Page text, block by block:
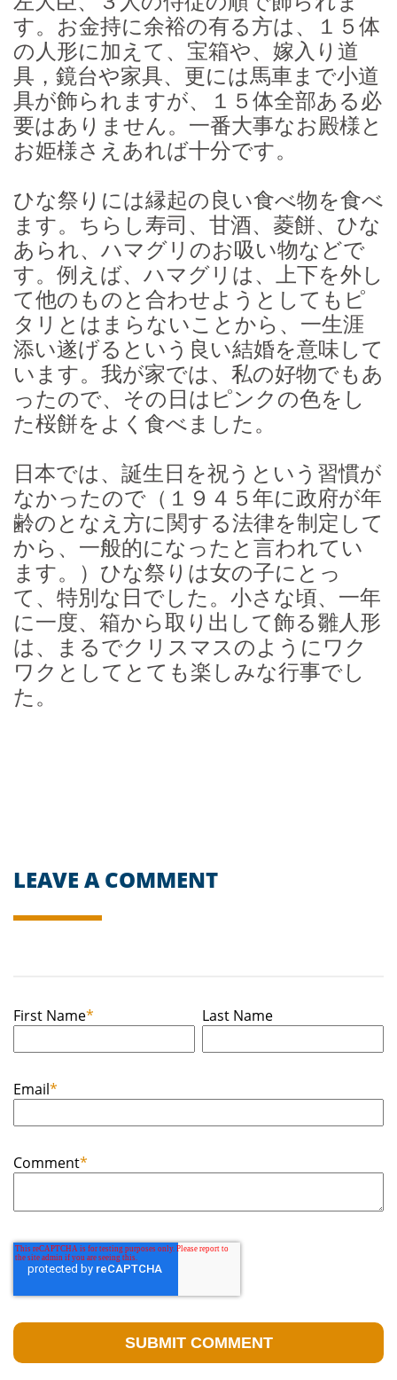
す。お金持に余裕の有る方は、１５体
の人形に加えて、宝箱や、嫁入り道
具，鏡台や家具、更には馬車まで小道
具が飾られますが、１５体全部ある必
要はありません。一番大事なお殿様と
お姫様さえあれば十分です。
ひな祭りには縁起の良い食べ物を食べ
ます。ちらし寿司、甘酒、菱餅、ひな
あられ、ハマグリのお吸い物などで
す。例えば、ハマグリは、上下を外し
て他のものと合わせようとしてもピ
タリとはまらないことから、一生涯
添い遂げるという良い結婚を意味して
います。我が家では、私の好物でもあ
ったので、その日はピンクの色をし
た桜餅をよく食べました。
日本では、誕生日を祝うという習慣が
なかったので（１９４５年に政府が年
齢のとなえ方に関する法律を制定して
から、一般的になったと言われてい
ます。）ひな祭りは女の子にとっ
て、特別な日でした。小さな頃、一年
に一度、箱から取り出して飾る雛人形
は、まるでクリスマスのようにワク
ワクとしてとても楽しみな行事でし
た。
LEAVE A COMMENT
First Name* Last Name
Email*
Comment*